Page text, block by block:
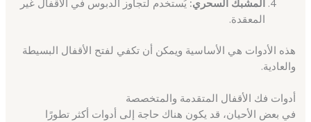
المشبك السحري: يُستخدم لتجاوز الدبوس في الأقفال غير
المعقدة.
هذه الأدوات هي الأساسية ويمكن أن تكفي لفتح الأقفال البسيطة
والعادية.
أدوات فك الأقفال المتقدمة والمتخصصة
في بعض الأحيان، قد يكون هناك حاجة إلى أدوات أكثر تطورًا